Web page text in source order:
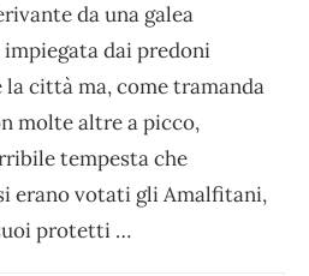
da una galea
impiegata dai predoni
la città ma, come tramanda
molte altre a picco,
tempesta che
erano votati gli Amalfitani,
protetti …